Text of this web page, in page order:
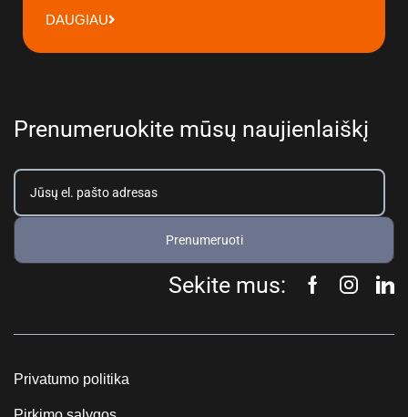
DAUGIAU
Prenumeruokite mūsų naujienlaiškį
Prenumeruoti
Sekite mus:
Privatumo politika